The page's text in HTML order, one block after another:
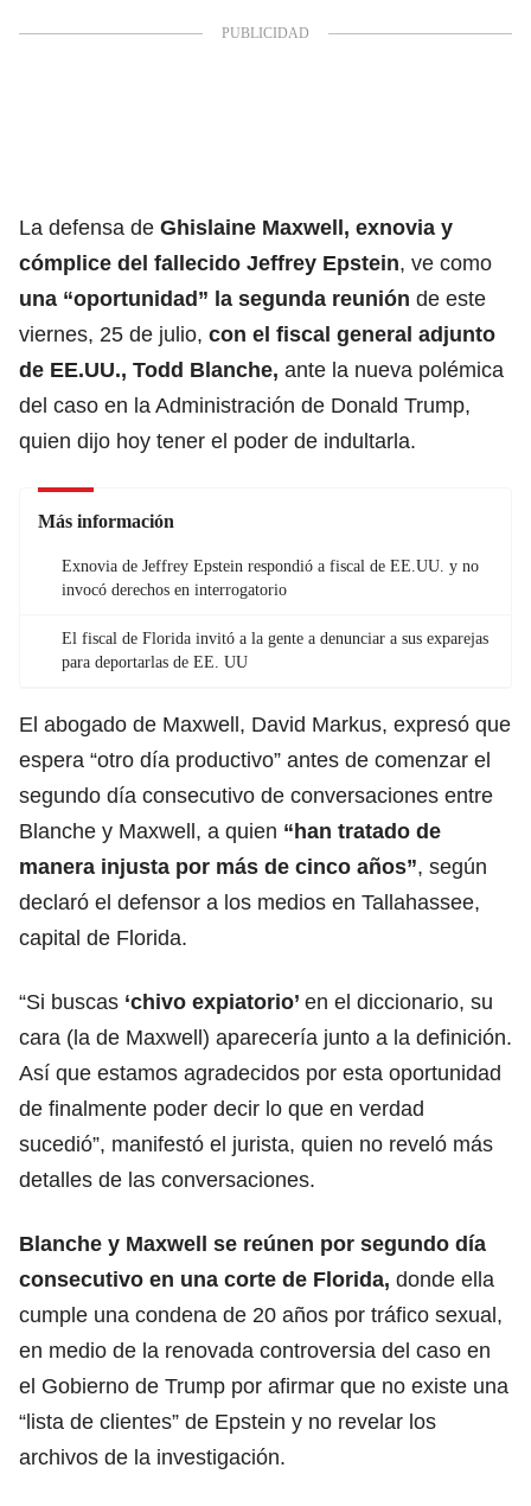
La defensa de Ghislaine Maxwell, exnovia y
cómplice del fallecido Jeffrey Epstein, ve como
una “oportunidad” la segunda reunión de este
viernes, 25 de julio, con el fiscal general adjunto
de EE.UU., Todd Blanche, ante la nueva polémica
del caso en la Administración de Donald Trump,
quien dijo hoy tener el poder de indultarla.
Más información
Exnovia de Jeffrey Epstein respondió a fiscal de EE.UU. y no
invocó derechos en interrogatorio
El fiscal de Florida invitó a la gente a denunciar a sus exparejas
para deportarlas de EE. UU
El abogado de Maxwell, David Markus, expresó que
espera “otro día productivo” antes de comenzar el
segundo día consecutivo de conversaciones entre
Blanche y Maxwell, a quien “han tratado de
manera injusta por más de cinco años”, según
declaró el defensor a los medios en Tallahassee,
capital de Florida.
“Si buscas ‘chivo expiatorio’ en el diccionario, su
cara (la de Maxwell) aparecería junto a la definición.
Así que estamos agradecidos por esta oportunidad
de finalmente poder decir lo que en verdad
sucedió”, manifestó el jurista, quien no reveló más
detalles de las conversaciones.
Blanche y Maxwell se reúnen por segundo día
consecutivo en una corte de Florida, donde ella
cumple una condena de 20 años por tráfico sexual,
en medio de la renovada controversia del caso en
el Gobierno de Trump por afirmar que no existe una
“lista de clientes” de Epstein y no revelar los
archivos de la investigación.